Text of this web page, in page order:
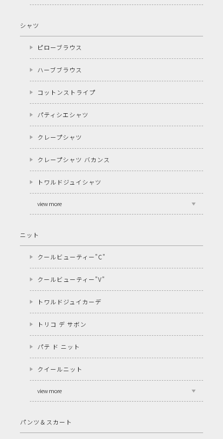
シャツ
ピローブラウス
ハーブブラウス
コットンストライプ
パティシエシャツ
クレープシャツ
クレープシャツ バカンス
トワルドジュイシャツ
view more
ニット
クールビューティー"C"
クールビューティー"V"
トワルドジュイカーデ
トリコ デ サボン
パテ ド ニット
クイールニット
view more
パンツ＆スカート